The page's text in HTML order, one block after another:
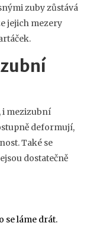
zuby zůstává
jejich mezery
i mezizubní
deformují,
Také se
dostatečně
se láme drát.